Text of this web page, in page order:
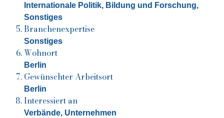
Internationale Politik, Bildung und Forschung,
Sonstiges
Branchenexpertise
Sonstiges
Wohnort
Berlin
Gewünschter Arbeitsort
Berlin
Interessiert an
Verbände, Unternehmen